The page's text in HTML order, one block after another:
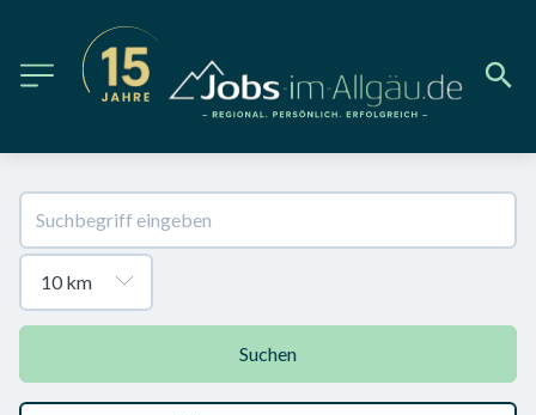
Suchen